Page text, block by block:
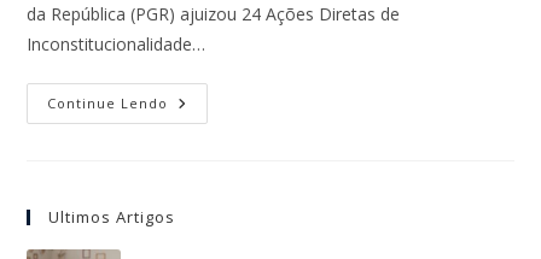
da República (PGR) ajuizou 24 Ações Diretas de
Inconstitucionalidade…
Continue Lendo
Ultimos Artigos